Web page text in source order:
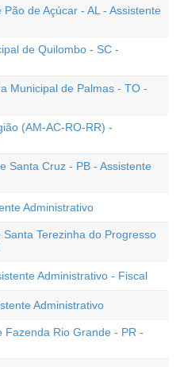
de Açúcar - AL - Assistente
de Quilombo - SC -
Municipal de Palmas - TO -
(AM-AC-RO-RR) -
Santa Cruz - PB - Assistente
Administrativo
Terezinha do Progresso
Administrativo - Fiscal
Administrativo
Fazenda Rio Grande - PR -